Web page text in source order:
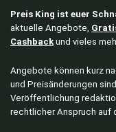
Preis King ist euer
aktuelle Angebote,
Cashbackund vieles
Angebote können kurz
und Preisänderungen
Veröffentlichung
rechtlicher Anspruch auf